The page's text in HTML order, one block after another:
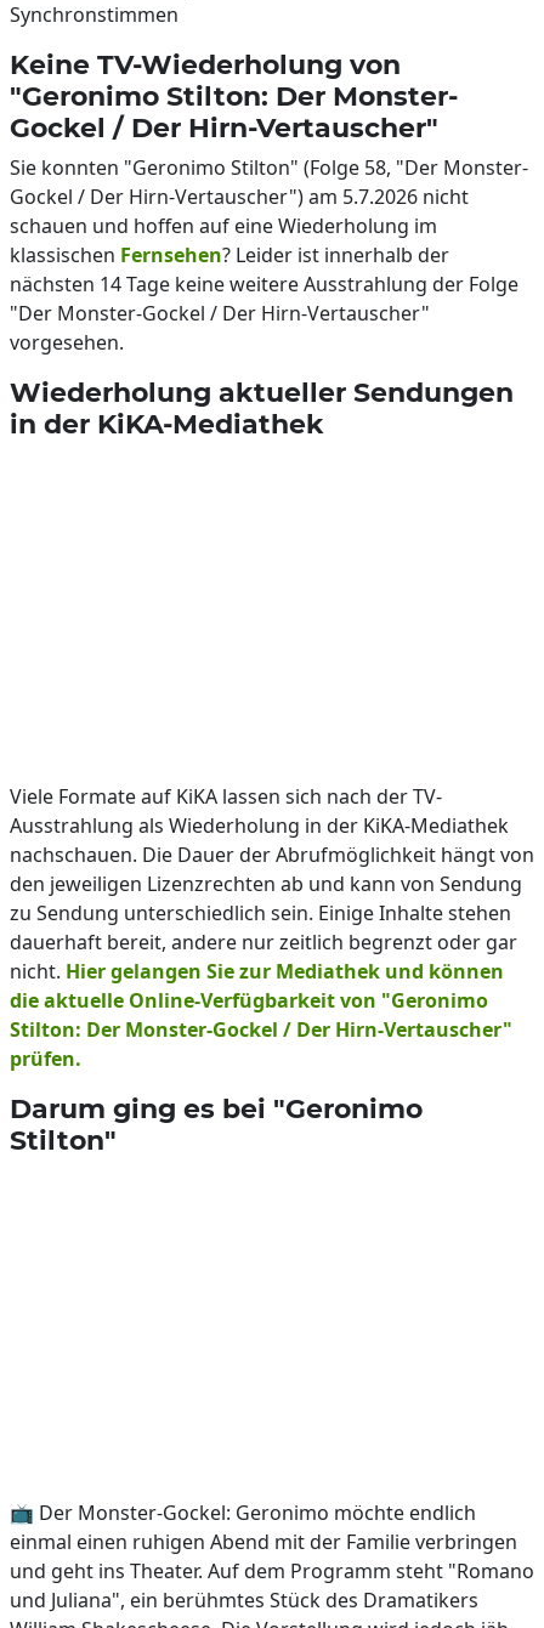
Synchronstimmen
Keine TV-Wiederholung von
"Geronimo Stilton: Der Monster-
Gockel / Der Hirn-Vertauscher"
Sie konnten "Geronimo Stilton" (Folge 58, "Der Monster-
Gockel / Der Hirn-Vertauscher") am 5.7.2026 nicht
schauen und hoffen auf eine Wiederholung im
klassischen Fernsehen? Leider ist innerhalb der
nächsten 14 Tage keine weitere Ausstrahlung der Folge
"Der Monster-Gockel / Der Hirn-Vertauscher"
vorgesehen.
Wiederholung aktueller Sendungen
in der KiKA-Mediathek
Viele Formate auf KiKA lassen sich nach der TV-
Ausstrahlung als Wiederholung in der KiKA-Mediathek
nachschauen. Die Dauer der Abrufmöglichkeit hängt von
den jeweiligen Lizenzrechten ab und kann von Sendung
zu Sendung unterschiedlich sein. Einige Inhalte stehen
dauerhaft bereit, andere nur zeitlich begrenzt oder gar
nicht. Hier gelangen Sie zur Mediathek und können
die aktuelle Online-Verfügbarkeit von "Geronimo
Stilton: Der Monster-Gockel / Der Hirn-Vertauscher"
prüfen.
Darum ging es bei "Geronimo
Stilton"
📺 Der Monster-Gockel: Geronimo möchte endlich
einmal einen ruhigen Abend mit der Familie verbringen
und geht ins Theater. Auf dem Programm steht "Romano
und Juliana", ein berühmtes Stück des Dramatikers